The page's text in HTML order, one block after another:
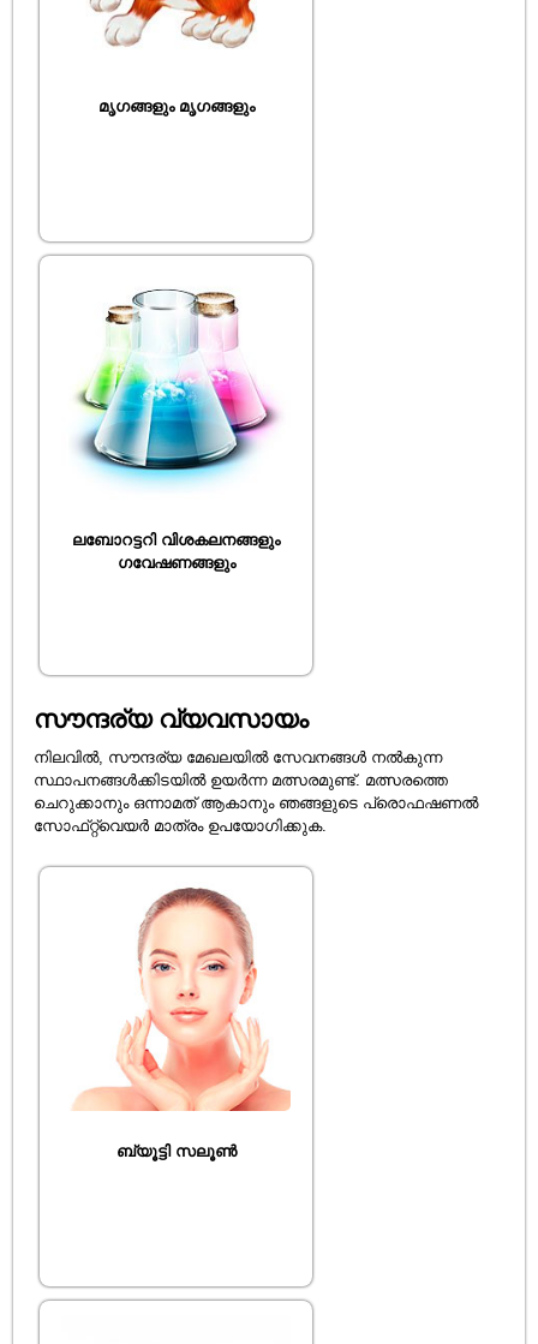
മൃഗങ്ങളും മൃഗങ്ങളും
ലബോറട്ടറി വിശകലനങ്ങളും
ഗവേഷണങ്ങളും
സൗന്ദര്യ വ്യവസായം
നിലവിൽ, സൗന്ദര്യ മേഖലയിൽ സേവനങ്ങൾ നൽകുന്ന
സ്ഥാപനങ്ങൾക്കിടയിൽ ഉയർന്ന മത്സരമുണ്ട്. മത്സരത്തെ
ചെറുക്കാനും ഒന്നാമത് ആകാനും ഞങ്ങളുടെ പ്രൊഫഷണൽ
സോഫ്‌റ്റ്‌വെയർ മാത്രം ഉപയോഗിക്കുക.
ബ്യൂട്ടി സലൂൺ